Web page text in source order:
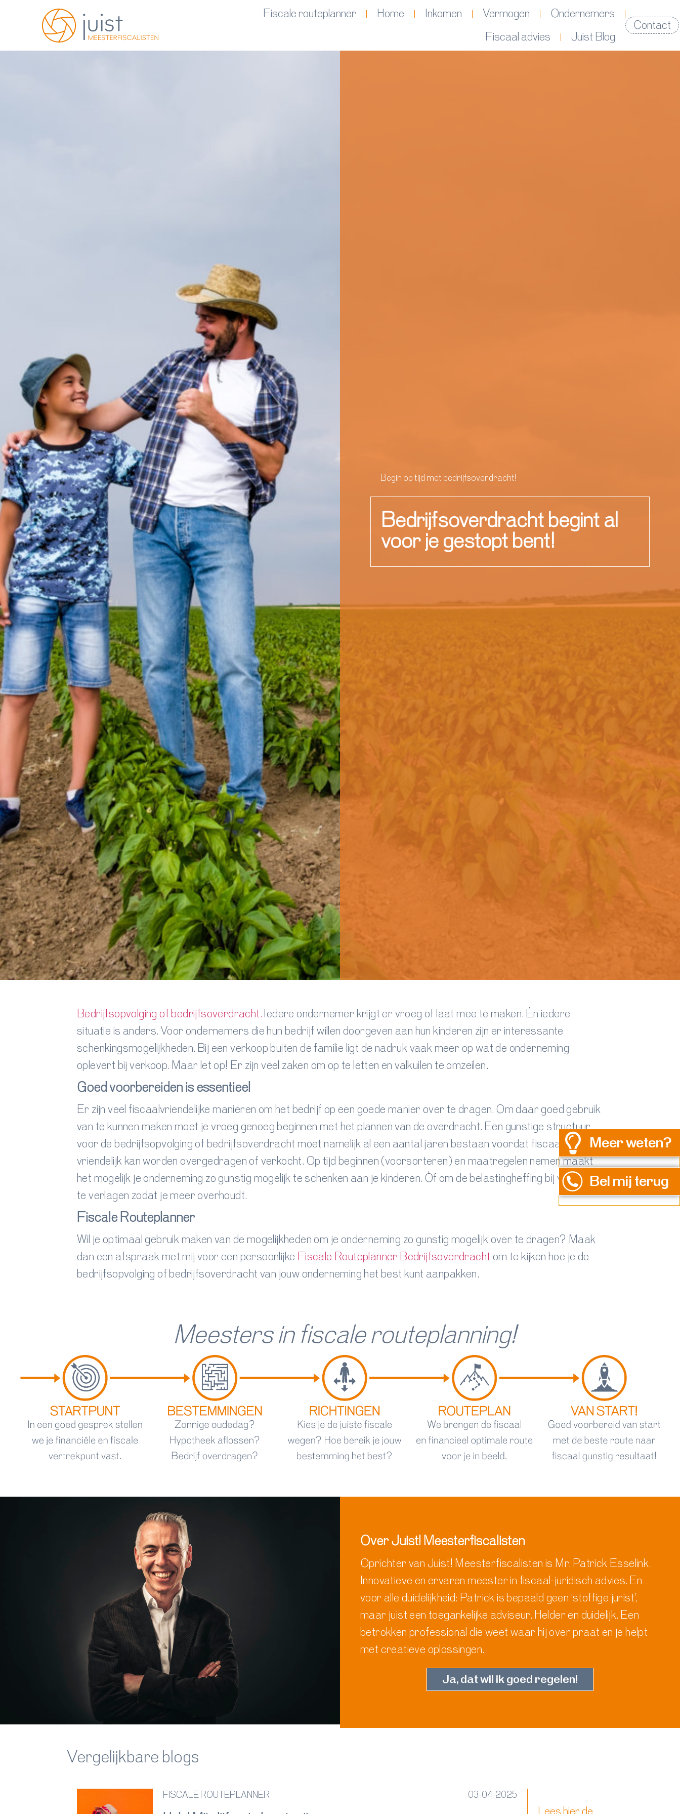
Fiscale routeplanner Home Inkomen Vermogen
Ondernemers
Fiscaal advies
Juist Blog
Contact
Begin op tijd met bedrijfsoverdracht!
Bedrijfsoverdracht begint al
voor je gestopt bent!
Bedrijfsopvolging of bedrijfsoverdracht. Iedere ondernemer krijgt er vroeg of laat mee te maken. Èn iedere
situatie is anders. Voor ondernemers die hun bedrijf willen doorgeven aan hun kinderen zijn er interessante
schenkingsmogelijkheden. Bij een verkoop buiten de familie ligt de nadruk vaak meer op wat de onderneming
oplevert bij verkoop. Maar let op! Er zijn veel zaken om op te letten en valkuilen te omzeilen.
Goed voorbereiden is essentieel
Er zijn veel fiscaalvriendelijke manieren om het bedrijf op een goede manier over te dragen. Om daar goed gebruik
van te kunnen maken moet je vroeg genoeg beginnen met het plannen van de overdracht. Een gunstige structuur
voor de bedrijfsopvolging of bedrijfsoverdracht moet namelijk al een aantal jaren bestaan voordat fiscaal
vriendelijk kan worden overgedragen of verkocht. Op tijd beginnen (voorsorteren) en maatregelen nemen maakt
het mogelijk je onderneming zo gunstig mogelijk te schenken aan je kinderen. Òf om de belastingheffing bij verkoop
te verlagen zodat je meer overhoudt.
Fiscale Routeplanner
Wil je optimaal gebruik maken van de mogelijkheden om je onderneming zo gunstig mogelijk over te dragen? Maak
dan een afspraak met mij voor een persoonlijke Fiscale Routeplanner Bedrijfsoverdracht om te kijken hoe je de
bedrijfsopvolging of bedrijfsoverdracht van jouw onderneming het best kunt aanpakken.
Over Juist! Meesterfiscalisten
Oprichter van Juist! Meesterfiscalisten is Mr. Patrick Esselink.
Innovatieve en ervaren meester in fiscaal-juridisch advies. En
voor alle duidelijkheid: Patrick is bepaald geen ‘stoffige jurist’,
maar juist een toegankelijke adviseur. Helder en duidelijk. Een
betrokken professional die weet waar hij over praat en je helpt
met creatieve oplossingen.
Ja, dat wil ik goed regelen!
Vergelijkbare blogs
FISCALE ROUTEPLANNER 03-04-2025
Lees hier de
Meer weten?
Bel mij terug